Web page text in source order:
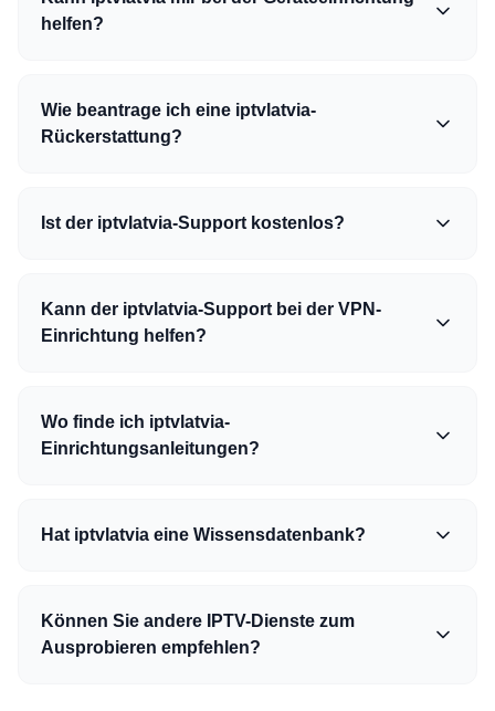
helfen?
Wie beantrage ich eine iptvlatvia-
Rückerstattung?
Ist der iptvlatvia-Support kostenlos?
Kann der iptvlatvia-Support bei der VPN-
Einrichtung helfen?
Wo finde ich iptvlatvia-
Einrichtungsanleitungen?
Hat iptvlatvia eine Wissensdatenbank?
Können Sie andere IPTV-Dienste zum
Ausprobieren empfehlen?